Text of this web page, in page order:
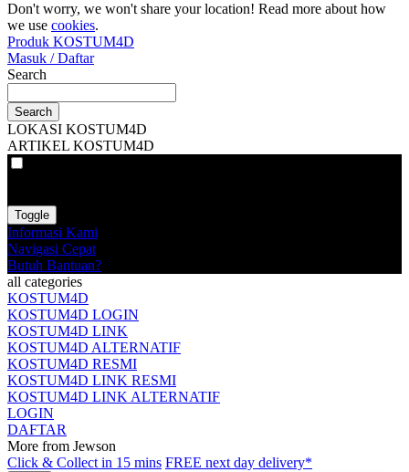
Don't worry, we won't share your location! Read more about how
we use cookies.
Produk KOSTUM4D
Masuk / Daftar
Search
Search
LOKASI KOSTUM4D
ARTIKEL KOSTUM4D
Toggle
Informasi Kami
Navigasi Cepat
Butuh Bantuan?
all categories
KOSTUM4D
KOSTUM4D LOGIN
KOSTUM4D LINK
KOSTUM4D ALTERNATIF
KOSTUM4D RESMI
KOSTUM4D LINK RESMI
KOSTUM4D LINK ALTERNATIF
LOGIN
DAFTAR
More from Jewson
Click & Collect in 15 mins FREE next day delivery*